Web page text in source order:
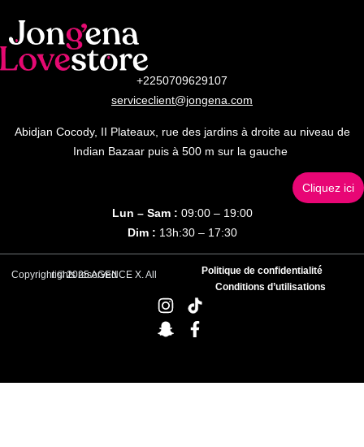
+2250709629107
serviceclient@jongena.com
Abidjan Cocody, II Plateaux, rue des jardins à droite au niveau de
Indian Bazaar puis à 500 m sur la gauche
Cliquez ici
Lun – Sam : 09:00 – 19:00
Dim : 13h:30 – 17:30
Copyright © 2025 AGENCE X. All rights reserved
Politique de confidentialité
Conditions d’utilisations